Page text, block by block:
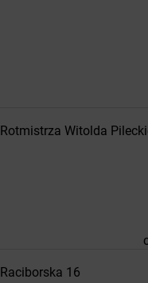
Rotmistrza Witolda
Raciborska 16